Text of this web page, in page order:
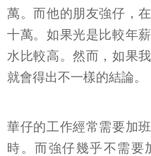
萬。而他的朋友強仔，
十萬。如果光是比較年
水比較高。然而，如果
就會得出不一樣的結論。
華仔的工作經常需要加
時。而強仔幾乎不需要